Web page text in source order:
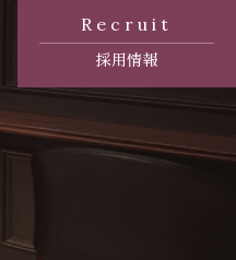
Recruit
採用情報